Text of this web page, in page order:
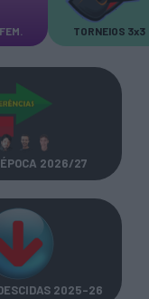
TORNEIOS 3x3
2026/27
2025-26